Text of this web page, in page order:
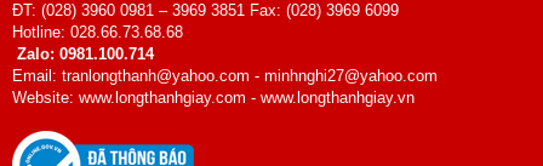
ĐT: (028) 3960 0981 – 3969 3851 Fax: (028) 3969 6099
Hotline: 028.66.73.68.68
Zalo: 0981.100.714
Email: tranlongthanh@yahoo.com - minhnghi27@yahoo.com
Website: www.longthanhgiay.com - www.longthanhgiay.vn